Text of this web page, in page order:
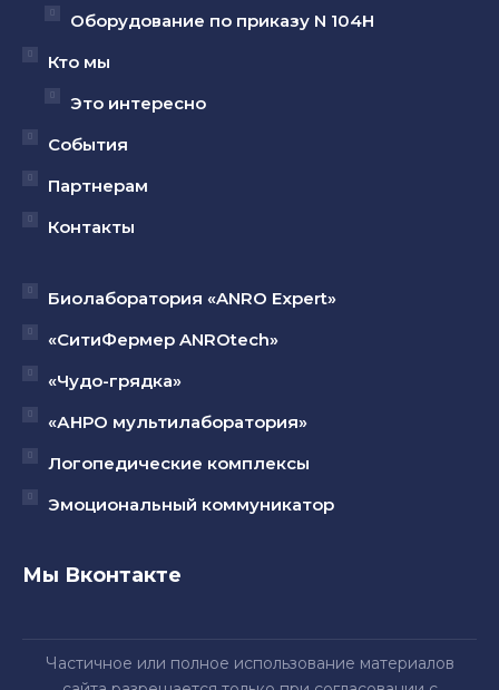
Оборудование по приказу N 104Н
Кто мы
Это интересно
События
Партнерам
Контакты
Биолаборатория «ANRO Expert»
«СитиФермер ANROtech»
«Чудо-грядка»
«АНРО мультилаборатория»
Логопедические комплексы
Эмоциональный коммуникатор
Мы Вконтакте
Частичное или полное использование материалов